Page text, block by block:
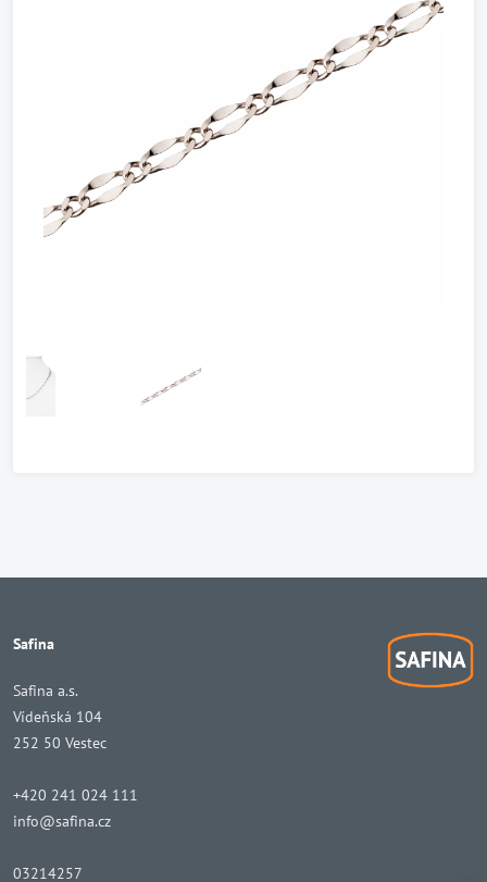
Safina
Safina a.s.
Vídeňská 104
252 50 Vestec
+420 241 024 111
info@safina.cz
03214257